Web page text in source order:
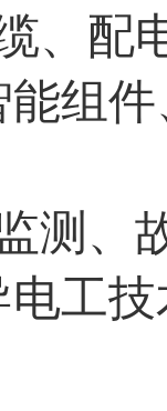
、配
组
测、
工